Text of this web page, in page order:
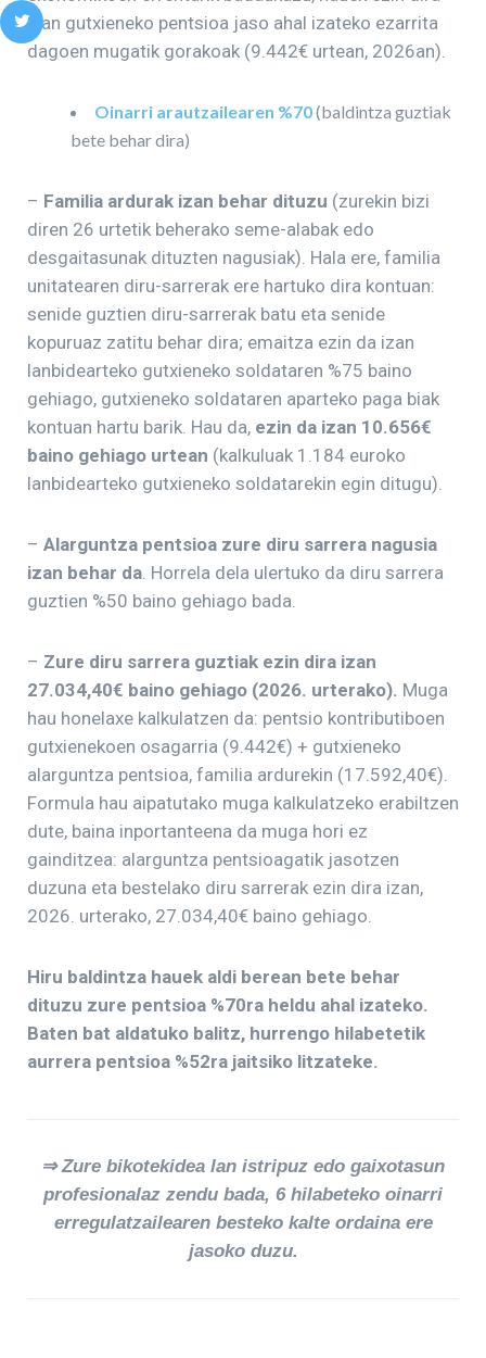
izan gutxieneko pentsioa jaso ahal izateko ezarrita
dagoen mugatik gorakoak (9.442€ urtean, 2026an).
Oinarri arautzailearen %70(baldintza guztiak
bete behar dira)
– Familia ardurak izan behar dituzu (zurekin bizi
diren 26 urtetik beherako seme-alabak edo
desgaitasunak dituzten nagusiak). Hala ere, familia
unitatearen diru-sarrerak ere hartuko dira kontuan:
senide guztien diru-sarrerak batu eta senide
kopuruaz zatitu behar dira; emaitza ezin da izan
lanbidearteko gutxieneko soldataren %75 baino
gehiago, gutxieneko soldataren aparteko paga biak
kontuan hartu barik. Hau da, ezin da izan 10.656€
baino gehiago urtean (kalkuluak 1.184 euroko
lanbidearteko gutxieneko soldatarekin egin ditugu).
– Alarguntza pentsioa zure diru sarrera nagusia
izan behar da . Horrela dela ulertuko da diru sarrera
guztien %50 baino gehiago bada.
– Zure diru sarrera guztiak ezin dira izan
27.034,40€ baino gehiago (2026. urterako). Muga
hau honelaxe kalkulatzen da: pentsio kontributiboen
gutxienekoen osagarria (9.442€) + gutxieneko
alarguntza pentsioa, familia ardurekin (17.592,40€).
Formula hau aipatutako muga kalkulatzeko erabiltzen
dute, baina inportanteena da muga hori ez
gainditzea: alarguntza pentsioagatik jasotzen
duzuna eta bestelako diru sarrerak ezin dira izan,
2026. urterako, 27.034,40€ baino gehiago.
Hiru baldintza hauek aldi berean bete behar
dituzu zure pentsioa %70ra heldu ahal izateko.
Baten bat aldatuko balitz, hurrengo hilabetetik
aurrera pentsioa %52ra jaitsiko litzateke.
⇒ Zure bikotekidea lan istripuz edo gaixotasun
profesionalaz zendu bada, 6 hilabeteko oinarri
erregulatzailearen besteko kalte ordaina ere
jasoko duzu.